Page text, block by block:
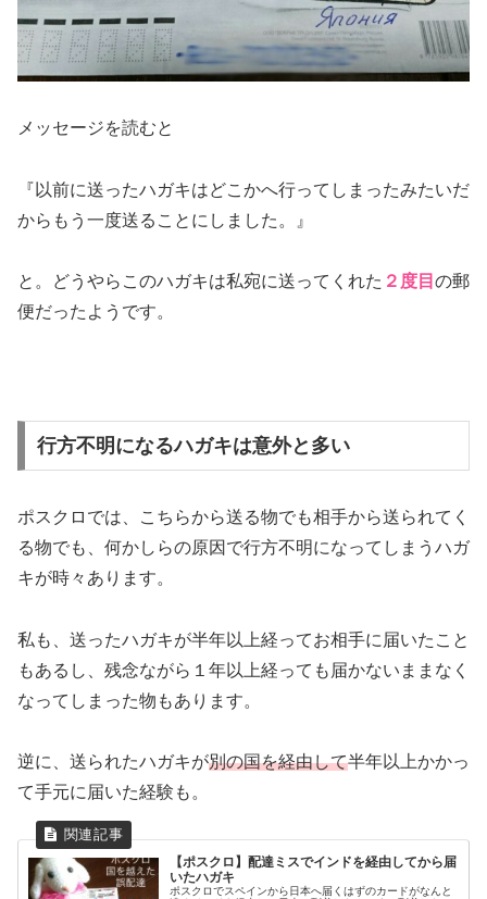
メッセージを読むと
『以前に送ったハガキはどこかへ行ってしまったみたいだ
からもう一度送ることにしました。』
と。どうやらこのハガキは私宛に送ってくれた ２度目 の郵
便だったようです。
行方不明になるハガキは意外と多い
ポスクロでは、こちらから送る物でも相手から送られてく
る物でも、何かしらの原因で行方不明になってしまうハガ
キが時々あります。
私も、送ったハガキが半年以上経ってお相手に届いたこと
もあるし、残念ながら１年以上経っても届かないままなく
なってしまった物もあります。
逆に、送られたハガキが別の国を経由して半年以上かかっ
て手元に届いた経験も。
【ポスクロ】配達ミスでインドを経由してから届
いたハガキ
ポスクロでスペインから日本へ届くはずのカードがなんと